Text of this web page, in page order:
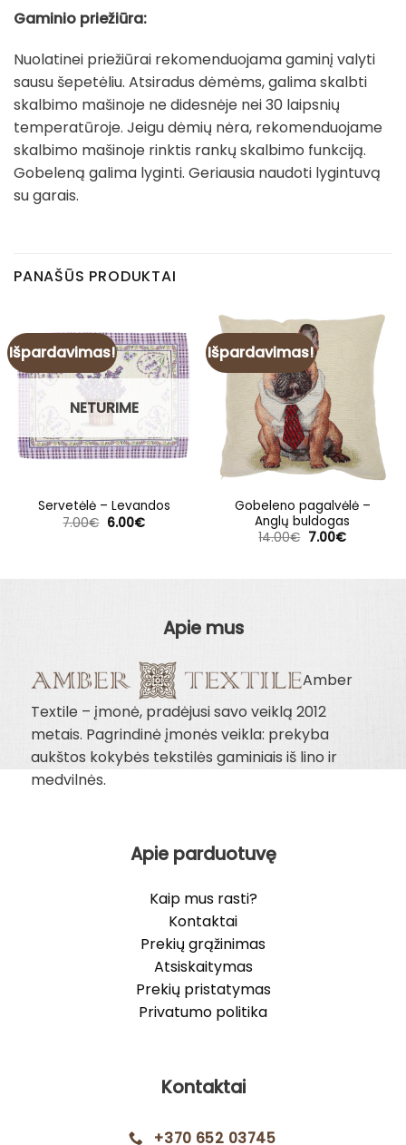
Gaminio priežiūra:
Nuolatinei priežiūrai rekomenduojama gaminį valyti
sausu šepetėliu. Atsiradus dėmėms, galima skalbti
skalbimo mašinoje ne didesnėje nei 30 laipsnių
temperatūroje. Jeigu dėmių nėra, rekomenduojame
skalbimo mašinoje rinktis rankų skalbimo funkciją.
Gobeleną galima lyginti. Geriausia naudoti lygintuvą
su garais.
PANAŠŪS PRODUKTAI
Išpardavimas!
NETURIME
Servetėlė – Levandos
7.00€ Original
6.00€Current
Išpardavimas!
Gobeleno pagalvėlė –
Anglų buldogas
14.00€ Original
7.00€Current
Apie mus
Amber
Textile – įmonė, pradėjusi savo veiklą 2012
metais. Pagrindinė įmonės veikla: prekyba
aukštos kokybės tekstilės gaminiais iš lino ir
medvilnės.
Apie parduotuvę
Kaip mus rasti?
Kontaktai
Prekių grąžinimas
Atsiskaitymas
Prekių pristatymas
Privatumo politika
Kontaktai
+370 652 03745